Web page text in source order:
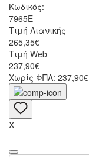
Κωδικός:
7965E
Τιμή Λιανικής
265,35€
Τιμή Web
237,90€
Χωρίς ΦΠΑ: 237,90€
X